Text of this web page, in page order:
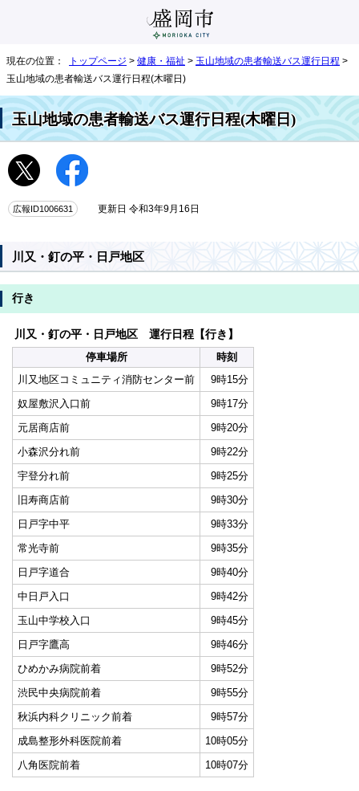
現在の位置： トップページ > 健康・福祉 > 玉山地域の患者輸送バス運行日程 >
玉山地域の患者輸送バス運行日程(木曜日)
玉山地域の患者輸送バス運行日程(木曜日)
広報ID1006631 更新日 令和3年9月16日
川又・釘の平・日戸地区
行き
川又・釘の平・日戸地区 運行日程【行き】
停車場所
時刻
川又地区コミュニティ消防センター前
9時15分
奴屋敷沢入口前
9時17分
元居商店前
9時20分
小森沢分れ前
9時22分
宇登分れ前
9時25分
旧寿商店前
9時30分
日戸字中平
9時33分
常光寺前
9時35分
日戸字道合
9時40分
中日戸入口
9時42分
玉山中学校入口
9時45分
日戸字鷹高
9時46分
ひめかみ病院前着
9時52分
渋民中央病院前着
9時55分
秋浜内科クリニック前着
9時57分
成島整形外科医院前着
10時05分
八角医院前着
10時07分